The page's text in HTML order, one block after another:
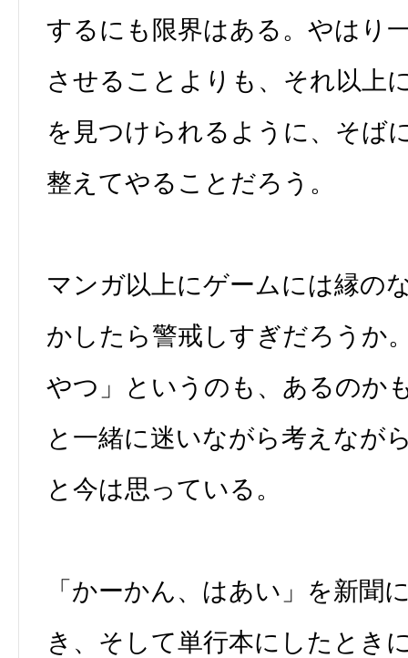
するにも限界はある。やはり
させることよりも、それ以上
を見つけられるように、そば
整えてやることだろう。
マンガ以上にゲームには縁の
かしたら警戒しすぎだろうか
やつ」というのも、あるのか
と一緒に迷いながら考えなが
と今は思っている。
「かーかん、はあい」を新聞
き、そして単行本にしたとき